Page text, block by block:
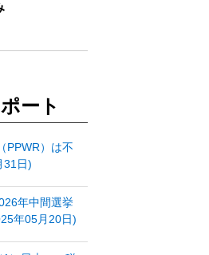
ート
PPWR）は不
31日)
年中間選挙
年05月20日)